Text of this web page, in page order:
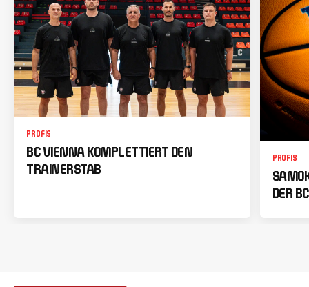
PROFIS
BC VIENNA KOMPLETTIERT DEN
TRAINERSTAB
PROFIS
DER